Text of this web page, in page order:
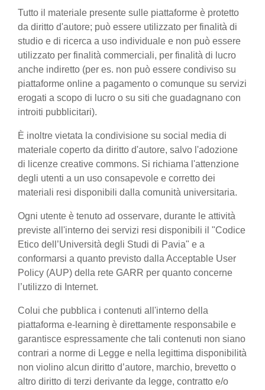
Tutto il materiale presente sulle piattaforme è protetto
da diritto d'autore; può essere utilizzato per finalità di
studio e di ricerca a uso individuale e non può essere
utilizzato per finalità commerciali, per finalità di lucro
anche indiretto (per es. non può essere condiviso su
piattaforme online a pagamento o comunque su servizi
erogati a scopo di lucro o su siti che guadagnano con
introiti pubblicitari).
È inoltre vietata la condivisione su social media di
materiale coperto da diritto d'autore, salvo l'adozione
di licenze creative commons. Si richiama l'attenzione
degli utenti a un uso consapevole e corretto dei
materiali resi disponibili dalla comunità universitaria.
Ogni utente è tenuto ad osservare, durante le attività
previste all'interno dei servizi resi disponibili il "Codice
Etico dell’Università degli Studi di Pavia" e a
conformarsi a quanto previsto dalla Acceptable User
Policy (AUP) della rete GARR per quanto concerne
l’utilizzo di Internet.
Colui che pubblica i contenuti all'interno della
piattaforma e-learning è direttamente responsabile e
garantisce espressamente che tali contenuti non siano
contrari a norme di Legge e nella legittima disponibilità
non violino alcun diritto d’autore, marchio, brevetto o
altro diritto di terzi derivante da legge, contratto e/o